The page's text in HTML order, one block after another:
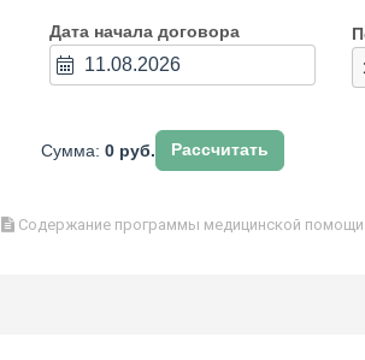
Дата начала договора
Сумма: 0 руб. Рассчитать
Содержание программы медицинской помощи